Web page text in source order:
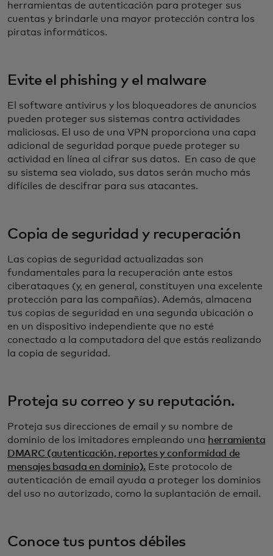
herramientas de autenticación para proteger sus
cuentas y brindarle una mayor protección contra los
piratas informáticos.
Evite el phishing y el malware
El software antivirus y los bloqueadores de anuncios
pueden proteger sus sistemas contra actividades
maliciosas. El uso de una VPN proporciona una capa
adicional de seguridad porque puede proteger su
actividad en línea al cifrar sus datos. En caso de que
su sistema sea violado, sus datos serán mucho más
difíciles de descifrar para sus atacantes.
Copia de seguridad y recuperación
Las copias de seguridad actualizadas son
fundamentales para la recuperación ante estos
ciberataques (y, en general, constituyen una excelente
protección para las compañías). Además, almacena
tus copias de seguridad en una segunda ubicación o
en un dispositivo independiente que no esté
conectado a la computadora del que estás realizando
la copia de seguridad.
Proteja su correo y su reputación.
Proteja sus direcciones de email y su nombre de
dominio de los imitadores empleando una herramienta
DMARC (autenticación, reportes y conformidad de
mensajes basada en dominio). Este protocolo de
autenticación de email ayuda a proteger los dominios
del uso no autorizado, como la suplantación de email.
Conoce tus puntos débiles